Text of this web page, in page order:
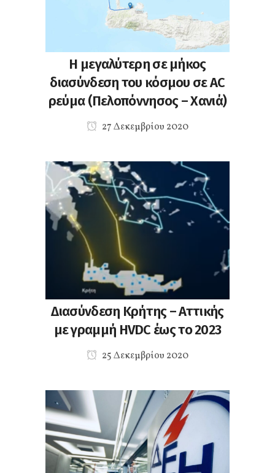
Η μεγαλύτερη σε μήκος
διασύνδεση του κόσμου σε AC
ρεύμα (Πελοπόννησος – Χανιά)
27 Δεκεμβρίου 2020
Διασύνδεση Κρήτης – Αττικής
με γραμμή HVDC έως το 2023
25 Δεκεμβρίου 2020